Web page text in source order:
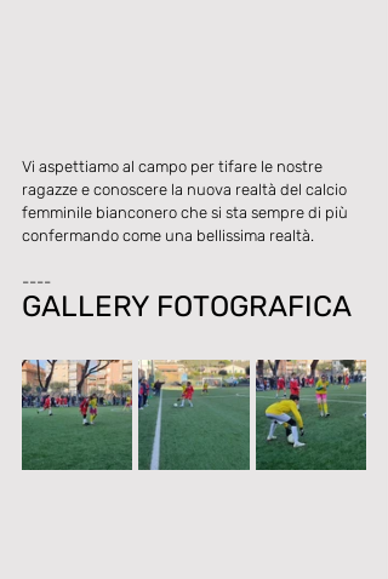
Vi aspettiamo al campo per tifare le nostre
ragazze e conoscere la nuova realtà del calcio
femminile bianconero che si sta sempre di più
confermando come una bellissima realtà.
----
GALLERY FOTOGRAFICA